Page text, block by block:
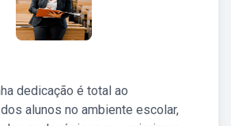
dedicação é total ao
alunos no ambiente escolar,